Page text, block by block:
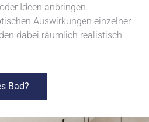
Ideen anbringen.
Auswirkungen einzelner
dabei räumlich realistisch
Bad?